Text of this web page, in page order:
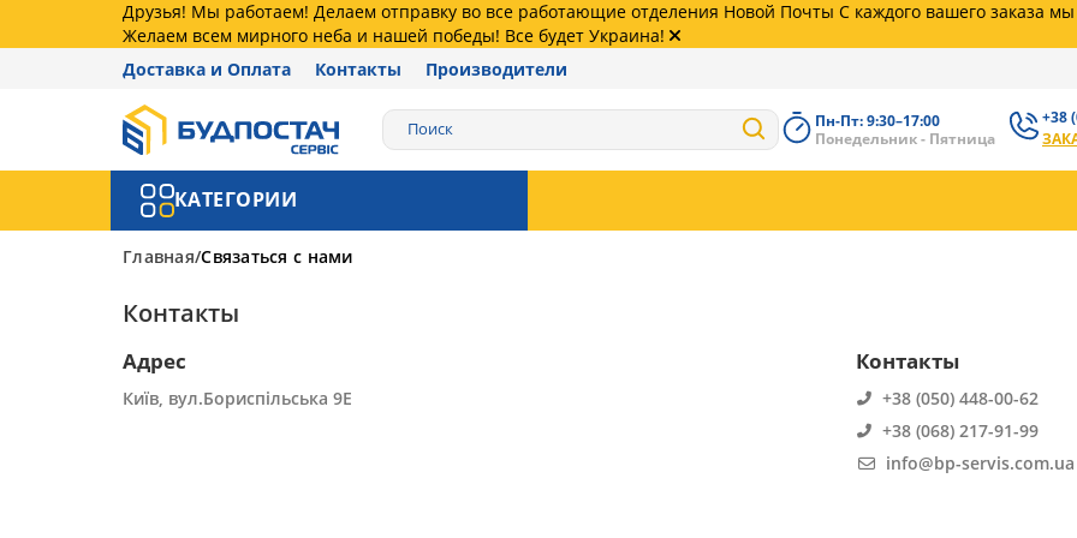
Друзья! Мы работаем! Делаем отправку во все работающие отделения Новой Почты С каждого вашего заказа
Желаем всем мирного неба и нашей победы! Все будет Украина!
Доставка и Оплата
Контакты Производители
Пн-Пт: 9:30–17:00
Понедельник - Пятница
+38
+38
62
+38
КАТЕГОРИИ
Главная Связаться с нами
Контакты
Адрес
Київ, вул.Бориспільська 9Е
Контакты
+38 (050) 448-00-62
+38 (068) 217-91-99
info@bp-servis.com.ua